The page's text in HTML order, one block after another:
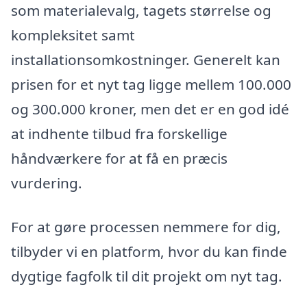
som materialevalg, tagets størrelse og
kompleksitet samt
installationsomkostninger. Generelt kan
prisen for et nyt tag ligge mellem 100.000
og 300.000 kroner, men det er en god idé
at indhente tilbud fra forskellige
håndværkere for at få en præcis
vurdering.
For at gøre processen nemmere for dig,
tilbyder vi en platform, hvor du kan finde
dygtige fagfolk til dit projekt om nyt tag.